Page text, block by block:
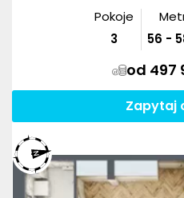
Pokoje
3
56 -
od 497
Zapytaj